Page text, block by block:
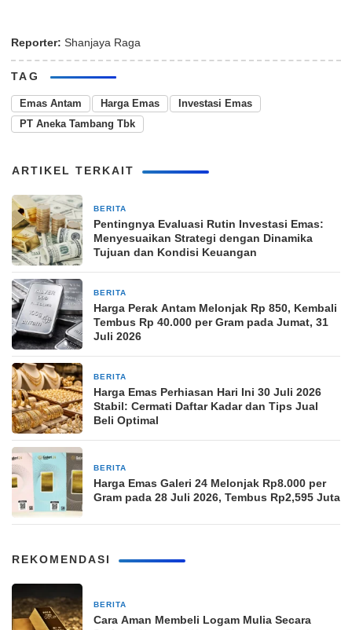
Reporter: Shanjaya Raga
TAG
Emas Antam Harga Emas
Investasi Emas
PT Aneka Tambang Tbk
ARTIKEL TERKAIT
BERITA
Pentingnya Evaluasi Rutin Investasi Emas:
Menyesuaikan Strategi dengan Dinamika
Tujuan dan Kondisi Keuangan
BERITA
Harga Perak Antam Melonjak Rp 850, Kembali
Tembus Rp 40.000 per Gram pada Jumat, 31
Juli 2026
BERITA
Harga Emas Perhiasan Hari Ini 30 Juli 2026
Stabil: Cermati Daftar Kadar dan Tips Jual
Beli Optimal
BERITA
Harga Emas Galeri 24 Melonjak Rp8.000 per
Gram pada 28 Juli 2026, Tembus Rp2,595 Juta
REKOMENDASI
BERITA
Cara Aman Membeli Logam Mulia Secara